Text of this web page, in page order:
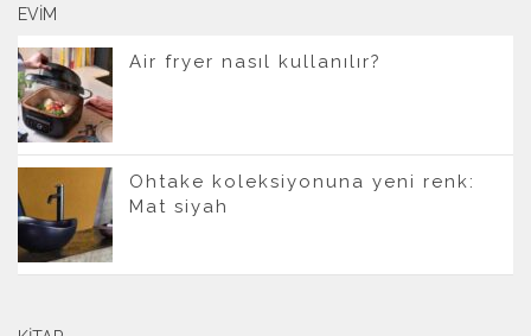
EVIM
Air fryer nasıl kullanılır?
Ohtake koleksiyonuna yeni renk:
Mat siyah